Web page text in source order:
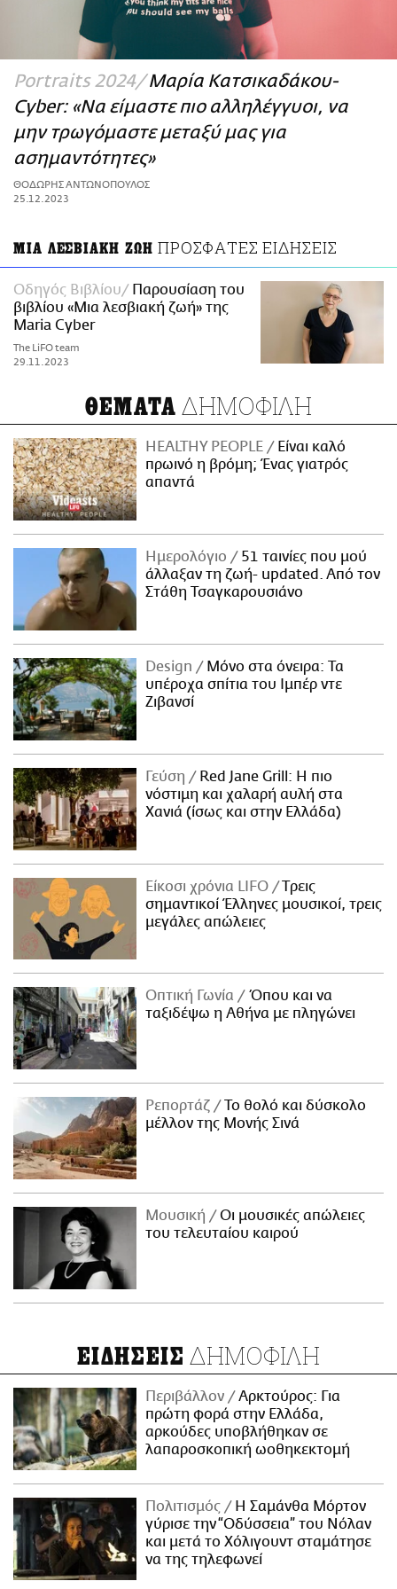
Portraits 2024 Μαρία Κατσικαδάκου-
Cyber: «Nα είμαστε πιο αλληλέγγυοι, να
μην τρωγόμαστε μεταξύ μας για
ασημαντότητες»
ΘΟΔΩΡΗΣ ΑΝΤΩΝΟΠΟΥΛΟΣ
25.12.2023
ΜΙΑ ΛΕΣΒΙΑΚΗ ΖΩΗ ΠΡΟΣΦΑΤΕΣ ΕΙΔΗΣΕΙΣ
Οδηγός Βιβλίου
Παρουσίαση του
βιβλίου «Μια λεσβιακή ζωή» της
Maria Cyber
The LiFO team
29.11.2023
ΘΕΜΑΤΑ ΔΗΜΟΦΙΛΗ
HEALTHY PEOPLE
Είναι καλό
πρωινό η βρόμη; Ένας γιατρός
απαντά
Ημερολόγιο
51 ταινίες που μού
άλλαξαν τη ζωή- updated. Aπό τον
Στάθη Τσαγκαρουσιάνο
Design
Μόνο στα όνειρα: Τα
υπέροχα σπίτια του Ιμπέρ ντε
Ζιβανσί
Γεύση
Red Jane Grill: Η πιο
νόστιμη και χαλαρή αυλή στα
Χανιά (ίσως και στην Ελλάδα)
Είκοσι χρόνια LIFO
Tρεις
σημαντικοί Έλληνες μουσικοί, τρεις
μεγάλες απώλειες
Οπτική Γωνία
Όπου και να
ταξιδέψω η Αθήνα με πληγώνει
Ρεπορτάζ
Το θολό και δύσκολο
μέλλον της Μονής Σινά
Μουσική
Οι μουσικές απώλειες
του τελευταίου καιρού
ΕΙΔΗΣΕΙΣ ΔΗΜΟΦΙΛΗ
Περιβάλλον
Αρκτούρος: Για
πρώτη φορά στην Ελλάδα,
αρκούδες υποβλήθηκαν σε
λαπαροσκοπική ωοθηκεκτομή
Πολιτισμός
Η Σαμάνθα Μόρτον
γύρισε την “Οδύσσεια” του Νόλαν
και μετά το Χόλιγουντ σταμάτησε
να της τηλεφωνεί